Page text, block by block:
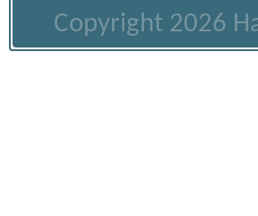
Copyright 2026